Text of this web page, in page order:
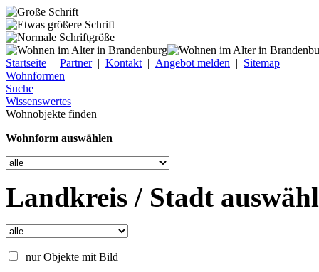
Startseite | Partner| Kontakt | Angebot melden | Sitemap
Wohnformen
Suche
Wissenswertes
Wohnobjekte finden
Wohnform auswählen
Landkreis / Stadt
nur Objekte mit Bild